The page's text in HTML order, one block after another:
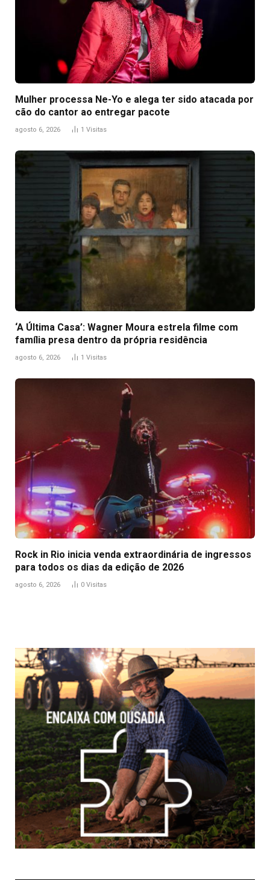
Mulher processa Ne-Yo e alega ter sido atacada por
cão do cantor ao entregar pacote
agosto 6, 2026 1 Visitas
‘A Última Casa’: Wagner Moura estrela filme com
família presa dentro da própria residência
agosto 6, 2026 1 Visitas
Rock in Rio inicia venda extraordinária de ingressos
para todos os dias da edição de 2026
agosto 6, 2026 0 Visitas